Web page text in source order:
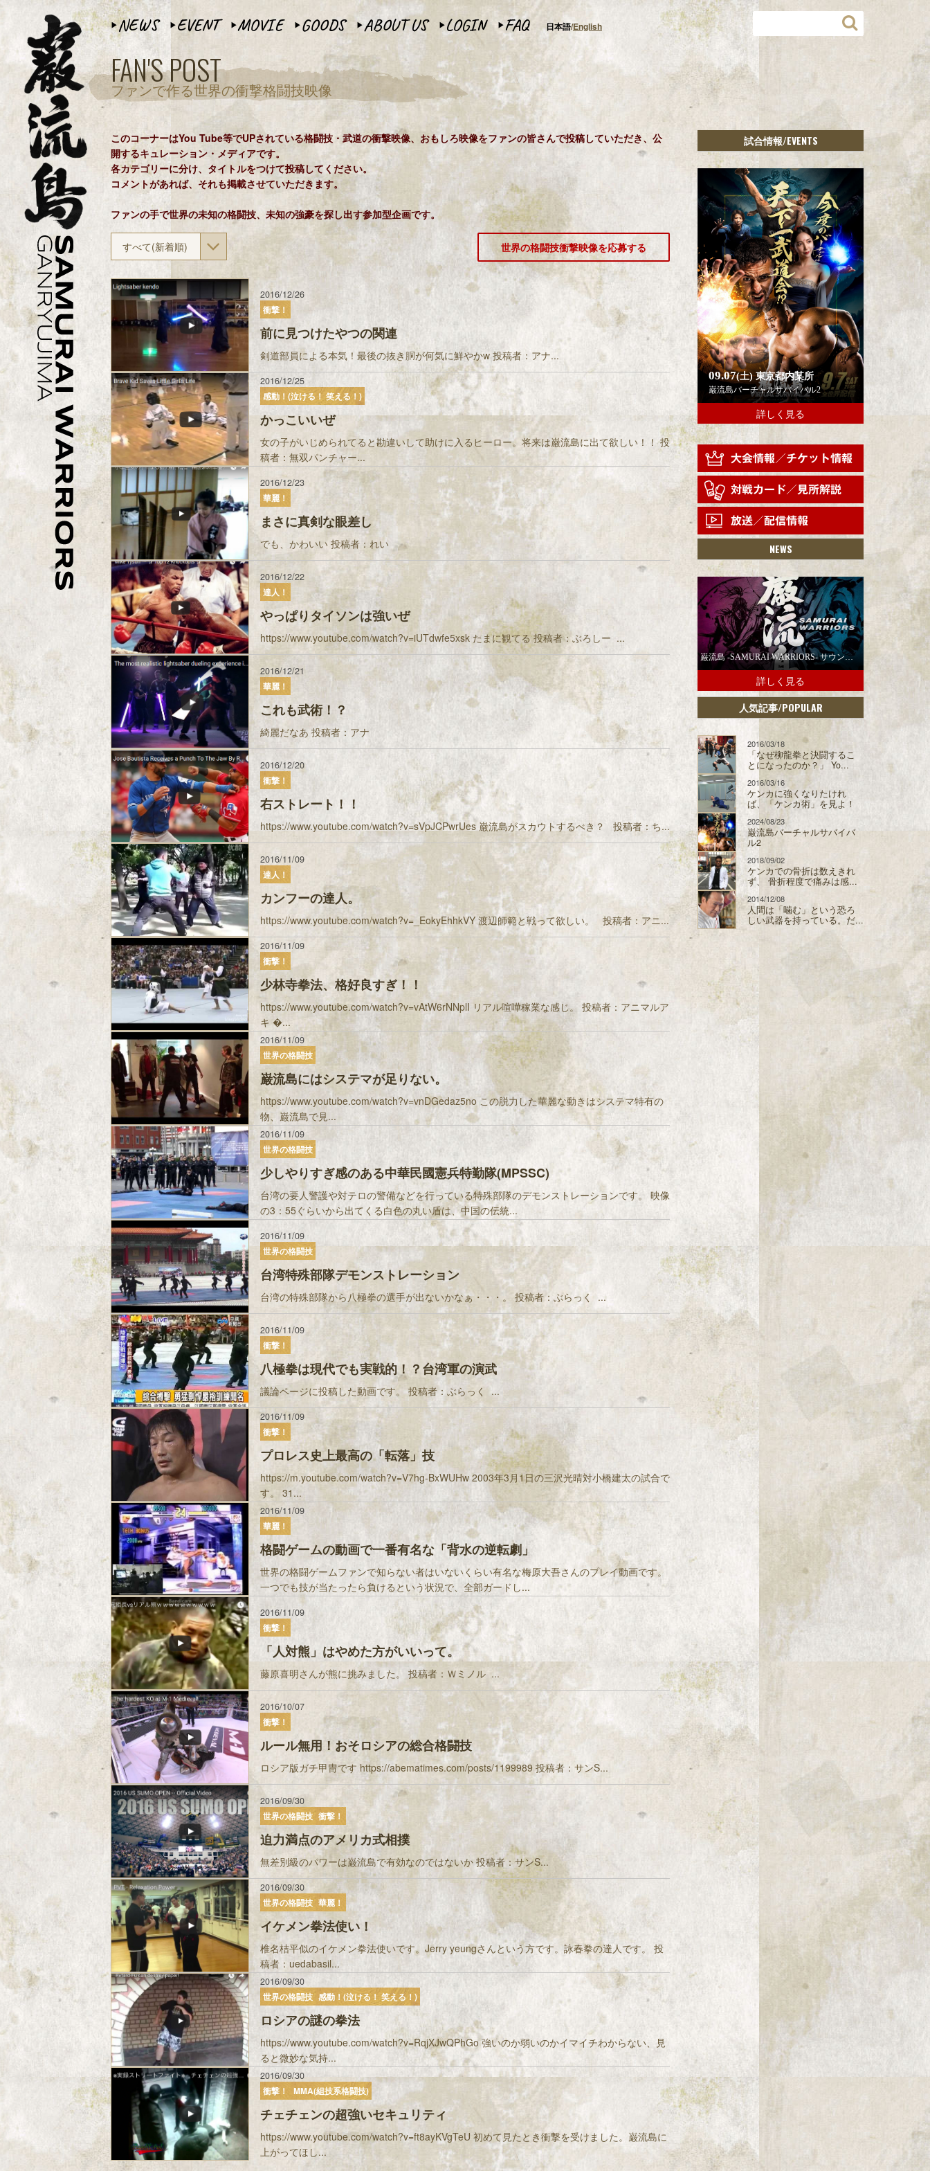
▶︎NEWS ▶︎ EVENT ▶︎MOVIE ▶︎ GOODS ▶︎ABOUT US ▶︎ LOGIN ▶︎FAQ 日本語English
FAN'S POST
ファンで作る世界の衝撃格闘技映像
このコーナーはYou Tube等でUPされている格闘技・武道の衝撃映像、おもしろ映像をファンの皆さんで投稿していただき、公
開するキュレーション・メディアです。
各カテゴリーに分け、タイトルをつけて投稿してください。
コメントがあれば、それも掲載させていただきます。
ファンの手で世界の未知の格闘技、未知の強豪を探し出す参加型企画です。
世界の格闘技衝撃映像を応募する
すべて(新着順)
2016/12/26
衝撃！
前に見つけたやつの関連
剣道部員による本気！最後の抜き胴が何気に鮮やかw 投稿者：アナ...
2016/12/25
感動！(泣ける！ 笑える！)
かっこいいぜ
女の子がいじめられてると勘違いして助けに入るヒーロー。将来は巌流島に出て欲しい！！ 投
稿者：無双パンチャー...
2016/12/23
華麗！
まさに真剣な眼差し
でも、かわいい 投稿者：れい
2016/12/22
達人！
やっぱりタイソンは強いぜ
https://www.youtube.com/watch?v=iUTdwfe5xsk たまに観てる 投稿者：ぶろしー ...
2016/12/21
華麗！
これも武術！？
綺麗だなあ 投稿者：アナ
2016/12/20
衝撃！
右ストレート！！
https://www.youtube.com/watch?v=sVpJCPwrUes 巌流島がスカウトするべき？ 投稿者：ち...
2016/11/09
達人！
カンフーの達人。
https://www.youtube.com/watch?v=_EokyEhhkVY 渡辺師範と戦って欲しい。 投稿者：アニ...
2016/11/09
衝撃！
少林寺拳法、格好良すぎ！！
https://www.youtube.com/watch?v=vAtW6rNNplI リアル喧嘩稼業な感じ。 投稿者：アニマルア
キ �...
2016/11/09
世界の格闘技
巌流島にはシステマが足りない。
https://www.youtube.com/watch?v=vnDGedaz5no この脱力した華麗な動きはシステマ特有の
物、巌流島で見...
2016/11/09
世界の格闘技
少しやりすぎ感のある中華民國憲兵特勤隊(MPSSC)
台湾の要人警護や対テロの警備などを行っている特殊部隊のデモンストレーションです。 映像
の3：55ぐらいから出てくる白色の丸い盾は、中国の伝統...
2016/11/09
世界の格闘技
台湾特殊部隊デモンストレーション
台湾の特殊部隊から八極拳の選手が出ないかなぁ・・・。 投稿者：ぶらっく ...
2016/11/09
衝撃！
八極拳は現代でも実戦的！？台湾軍の演武
議論ページに投稿した動画です。 投稿者：ぶらっく ...
2016/11/09
衝撃！
プロレス史上最高の「転落」技
https://m.youtube.com/watch?v=V7hg-BxWUHw 2003年3月1日の三沢光晴対小橋建太の試合で
す。 31...
2016/11/09
華麗！
格闘ゲームの動画で一番有名な「背水の逆転劇」
世界の格闘ゲームファンで知らない者はいないくらい有名な梅原大吾さんのプレイ動画です。
一つでも技が当たったら負けるという状況で、全部ガードし...
2016/11/09
衝撃！
「人対熊」はやめた方がいいって。
藤原喜明さんが熊に挑みました。 投稿者：Ｗミノル ...
2016/10/07
衝撃！
ルール無用！おそロシアの総合格闘技
ロシア版ガチ甲冑です https://abematimes.com/posts/1199989 投稿者：サンS...
2016/09/30
世界の格闘技 衝撃！
迫力満点のアメリカ式相撲
無差別級のパワーは巌流島で有効なのではないか 投稿者：サンS...
2016/09/30
世界の格闘技 華麗！
イケメン拳法使い！
椎名桔平似のイケメン拳法使いです。Jerry yeungさんという方です。詠春拳の達人です。 投
稿者：uedabasil...
2016/09/30
世界の格闘技 感動！(泣ける！ 笑える！)
ロシアの謎の拳法
https://www.youtube.com/watch?v=RqjXJwQPhGo 強いのか弱いのかイマイチわからない、見
ると微妙な気持...
2016/09/30
衝撃！
MMA(組技系格闘技)
チェチェンの超強いセキュリティ
https://www.youtube.com/watch?v=ft8ayKVgTeU 初めて見たとき衝撃を受けました。巌流島に
上がってほし...
試合情報/EVENTS
09.07(土)東京都内某所
巌流島バーチャルサバイバル2
詳しく見る
NEWS
巌流島 -SAMURAI WARRIORS- サウンドトラックの配信スタート！
詳しく見る
人気記事/POPULAR
2016/03/18
「なぜ柳龍拳と決闘するこ
とになったのか？」 Yo...
2016/03/16
ケンカに強くなりたけれ
ば、「ケンカ術」を見よ！
2024/08/23
巌流島バーチャルサバイバ
ル2
2018/09/02
ケンカでの骨折は数えきれ
ず、 骨折程度で痛みは感...
2014/12/08
人間は「噛む」という恐ろ
しい武器を持っている。だ...